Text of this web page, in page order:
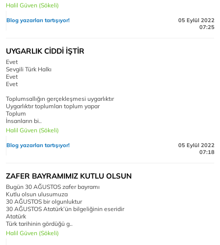
Halil Güven (Sökeli)
Blog yazarları tartışıyor!
05 Eylül 2022
07:25
UYGARLIK CİDDİ İŞTİR
Evet
Sevgili Türk Halkı
Evet
Evet
Toplumsallığın gerçekleşmesi uygarlıktır
Uygarlıktır toplumları toplum yapar
Toplum
İnsanların bi..
Halil Güven (Sökeli)
Blog yazarları tartışıyor!
05 Eylül 2022
07:18
ZAFER BAYRAMIMIZ KUTLU OLSUN
Bugün 30 AĞUSTOS zafer bayramı
Kutlu olsun ulusumuza
30 AĞUSTOS bir olgunluktur
30 AĞUSTOS Atatürk’ün bilgeliğinin eseridir
Atatürk
Türk tarihinin gördüğü g..
Halil Güven (Sökeli)